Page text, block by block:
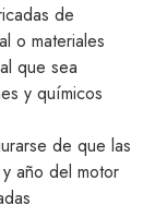
de
o materiales
que sea
y químicos
de que las
año del motor